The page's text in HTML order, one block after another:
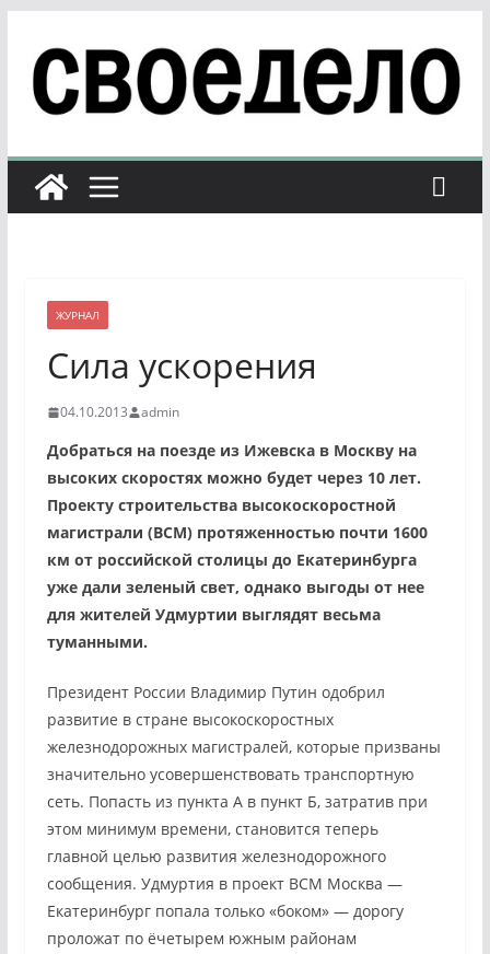
содержимому
ЖУРНАЛ
Сила ускорения
04.10.2013 admin
Добраться на поезде из Ижевска в Москву на
высоких скоростях можно будет через 10 лет.
Проекту строительства высокоскоростной
магистрали (ВСМ) протяженностью почти 1600
км от российской столицы до Екатеринбурга
уже дали зеленый свет, однако выгоды от нее
для жителей Удмуртии выглядят весьма
туманными.
Президент России Владимир Путин одобрил
развитие в стране высокоскоростных
железнодорожных магистралей, которые призваны
значительно усовершенствовать транспортную
сеть. Попасть из пункта А в пункт Б, затратив при
этом минимум времени, становится теперь
главной целью развития железнодорожного
сообщения. Удмуртия в проект ВСМ Москва —
Екатеринбург попала только «боком» — дорогу
проложат по ёчетырем южным районам